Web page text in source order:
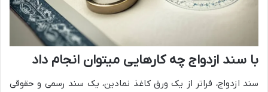
با سند ازدواج چه کارهایی میتوان انجام داد
سند ازدواج، فراتر از یک ورق کاغذ نمادین، یک سند رسمی و حقوقی